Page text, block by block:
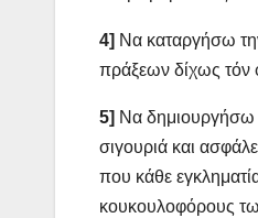
4] Να καταργήσω
πράξεων δίχως τόν
5] Να δημιουργήσω
σιγουριά και
που κάθε
κουκουλοφόρους